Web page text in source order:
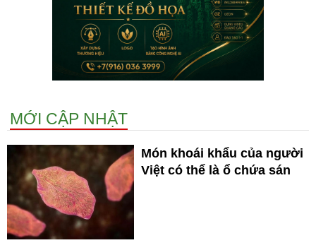
MỚI CẬP NHẬT
Món khoái khẩu của người
Việt có thể là ổ chứa sán